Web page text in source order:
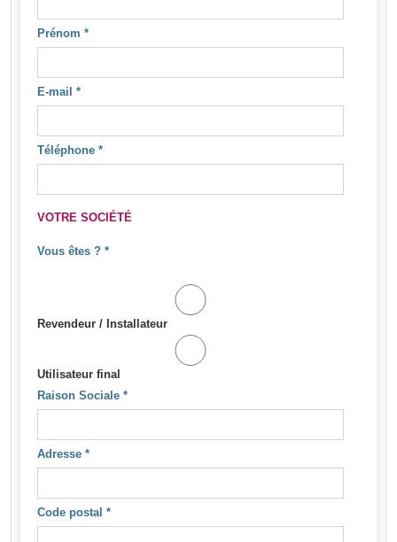
Prénom *
E-mail *
Téléphone *
VOTRE SOCIÉTÉ
Vous êtes ? *
Revendeur / Installateur
Utilisateur final
Raison Sociale *
Adresse *
Code postal *